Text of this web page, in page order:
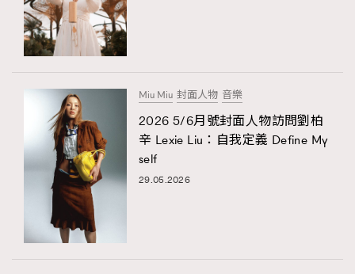
Miu Miu 封面人物 音樂
2026 5/6月號封面人物訪問劉柏
辛 Lexie Liu：自我定義 Define My
self
29.05.2026